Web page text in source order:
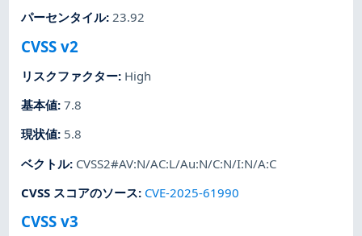
パーセンタイル:23.92
CVSS v2
リスクファクター: High
基本値:7.8
現状値: 5.8
ベクトル: CVSS2#AV:N/AC:L/Au:N/C:N/I:N/A:C
CVSS スコアのソース: CVE-2025-61990
CVSS v3